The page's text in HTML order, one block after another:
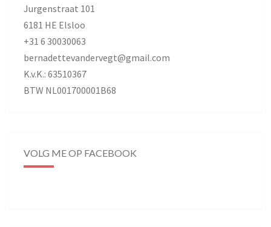
Jurgenstraat 101
6181 HE Elsloo
+31 6 30030063
bernadettevandervegt@gmail.com
K.v.K.: 63510367
BTW NL001700001B68
VOLG ME OP FACEBOOK